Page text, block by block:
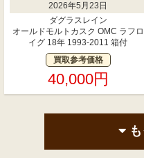
2026年5月23日
ダグラスレイン
オールドモルトカスク OMC ラフロ
イグ 18年 1993-2011 箱付
買取参考価格
40,000円